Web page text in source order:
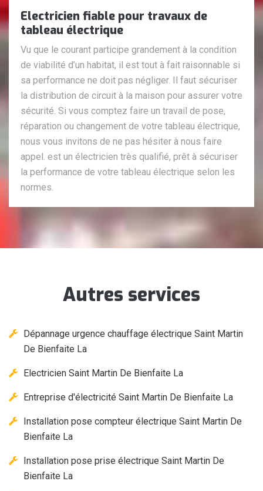
Electricien fiable pour travaux de
tableau électrique
Vu que le courant participe grandement à la condition
de viabilité d’un habitat, il est tout à fait raisonnable si
sa performance ne doit pas négliger. Il faut sécuriser
la distribution de circuit à la maison pour assurer votre
sécurité. Si vous comptez faire un travail de pose,
réparation ou changement de votre tableau électrique,
nous vous invitons de ne pas hésiter à nous faire
appel. est un électricien très qualifié, prêt à sécuriser
la performance de votre tableau électrique selon les
normes.
Autres services
Dépannage urgence chauffage électrique Saint Martin
De Bienfaite La
Electricien Saint Martin De Bienfaite La
Entreprise d'électricité Saint Martin De Bienfaite La
Installation pose compteur électrique Saint Martin De
Bienfaite La
Installation pose prise électrique Saint Martin De
Bienfaite La